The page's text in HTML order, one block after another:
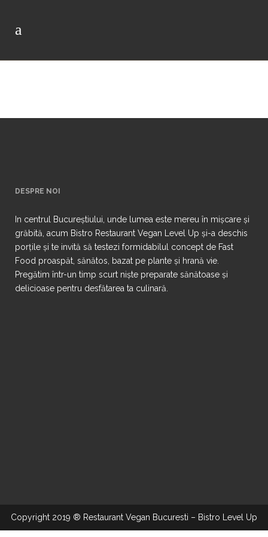
DESPRE NOI
In centrul Bucureștiului, unde lumea este mereu în mișcare și
grăbită, acum Bistro Restaurant Vegan Level Up și-a deschis
porțile și te invită să testezi formidabilul concept de Fast
Food proaspăt, sănătos, bazat pe plante și hrană vie.
Pregătim într-un timp scurt niște preparate sănătoase și
delicioase pentru desfătarea ta culinară.
Copyright 2019 ® Restaurant Vegan Bucuresti – Bistro Level Up